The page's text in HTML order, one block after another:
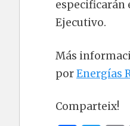
especificarán
Ejecutivo.
Más
porEnergías
Comparteix!